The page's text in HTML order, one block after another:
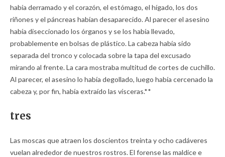
había derramado y el corazón, el estómago, el hígado, los dos
riñones y el páncreas habían desaparecido. Al parecer el asesino
había diseccionado los órganos y se los había llevado,
probablemente en bolsas de plástico. La cabeza había sido
separada del tronco y colocada sobre la tapa del excusado
mirando al frente. La cara mostraba multitud de cortes de cuchillo.
Al parecer, el asesino lo había degollado, luego había cercenado la
cabeza y, por fin, había extraído las vísceras.**
tres
Las moscas que atraen los doscientos treinta y ocho cadáveres
vuelan alrededor de nuestros rostros. El forense las maldice e